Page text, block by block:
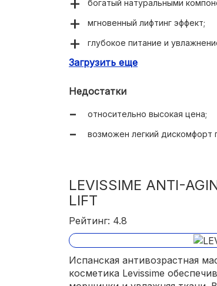
богатый натуральными
мгновенный лифтинг эффект;
глубокое питание и
здоровое сияние;
Загрузить еще
Недостатки
относительно высокая цена;
возможен легкий дискомфорт
LEVISSIME ANTI-
LIFT
Рейтинг: 4.8
Испанская антивозрастная
косметика Levissime